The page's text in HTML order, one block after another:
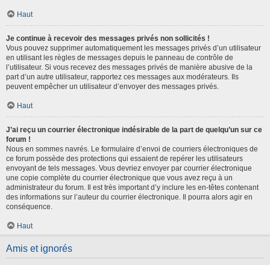
Haut
Je continue à recevoir des messages privés non sollicités !
Vous pouvez supprimer automatiquement les messages privés d’un utilisateur
en utilisant les règles de messages depuis le panneau de contrôle de
l’utilisateur. Si vous recevez des messages privés de manière abusive de la
part d’un autre utilisateur, rapportez ces messages aux modérateurs. Ils
peuvent empêcher un utilisateur d’envoyer des messages privés.
Haut
J’ai reçu un courrier électronique indésirable de la part de quelqu’un sur ce
forum !
Nous en sommes navrés. Le formulaire d’envoi de courriers électroniques de
ce forum possède des protections qui essaient de repérer les utilisateurs
envoyant de tels messages. Vous devriez envoyer par courrier électronique
une copie complète du courrier électronique que vous avez reçu à un
administrateur du forum. Il est très important d’y inclure les en-têtes contenant
des informations sur l’auteur du courrier électronique. Il pourra alors agir en
conséquence.
Haut
Amis et ignorés